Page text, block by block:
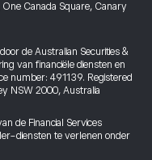
Canada Square, Canary
de Australian Securities &
van financiële diensten en
number: 491139. Registered
NSW 2000, Australia
de Financial Services
diensten te verlenen onder